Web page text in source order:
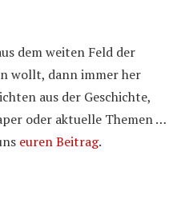
dem weiten Feld der
wollt, dann immer her
aus der Geschichte,
oder aktuelle Themen …
euren Beitrag.